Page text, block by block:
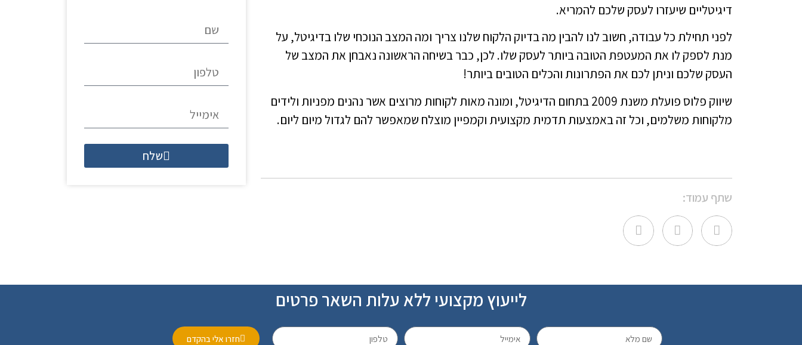
דיגיטליים שיעזרו לעסק שלכם להמריא.
לפני תחילת כל עבודה, חשוב לנו להבין מה בדיוק הלקוח שלנו צריך ומה המצב הנוכחי שלו בדיגיטל, על
מנת לספק לו את המעטפת הטובה ביותר לעסק שלו. לכן, כבר בשיחה הראשונה נאבחן את המצב של
העסק שלכם וניתן לכם את הפתרונות והכלים הטובים ביותר!
שיווק פלוס פועלת משנת 2009 בתחום הדיגיטל, ומונה מאות לקוחות מרוצים אשר נהנים מפניות ולידים
מלקוחות משלמים, וכל זה באמצעות תדמית מקצועית וקמפיין מוצלח שמאפשר להם לגדול מיום ליום.
שתף עמוד:
שלח
לייעוץ מקצועי ללא עלות השאר פרטים
חזרו אלי בהקדם